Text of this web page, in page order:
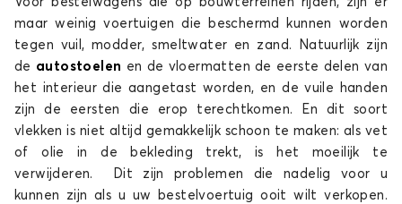
maar weinig voertuigen die beschermd kunnen worden
tegen vuil, modder, smeltwater en zand. Natuurlijk zijn
de autostoelen en de vloermatten de eerste delen van
het interieur die aangetast worden, en de vuile handen
zijn de eersten die erop terechtkomen. En dit soort
vlekken is niet altijd gemakkelijk schoon te maken: als vet
of olie in de bekleding trekt, is het moeilijk te
verwijderen. Dit zijn problemen die nadelig voor u
kunnen zijn als u uw bestelvoertuig ooit wilt verkopen.